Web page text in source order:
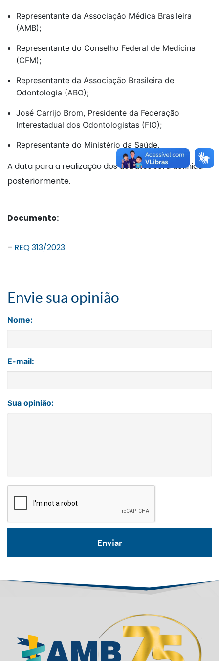
Representante da Associação Médica Brasileira
(AMB);
Representante do Conselho Federal de Medicina
(CFM);
Representante da Associação Brasileira de
Odontologia (ABO);
José Carrijo Brom, Presidente da Federação
Interestadual dos Odontologistas (FIO);
Representante do Ministério da Saúde.
A data para a realização dos debates será definida
posteriormente.
Documento:
– REQ 313/2023
Envie sua opinião
Nome:
E-mail:
Sua opinião: